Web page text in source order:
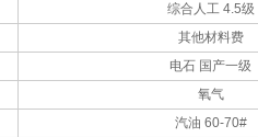
综合人工 4.5级
其他材料费
电石 国产一级
氧气
汽油 60-70#